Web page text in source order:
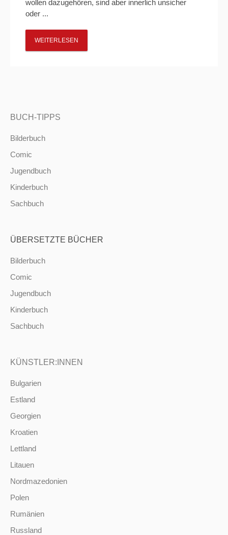
wollen dazugehören, sind aber innerlich unsicher
oder ...
WEITERLESEN
BUCH-TIPPS
Bilderbuch
Comic
Jugendbuch
Kinderbuch
Sachbuch
ÜBERSETZTE BÜCHER
Bilderbuch
Comic
Jugendbuch
Kinderbuch
Sachbuch
KÜNSTLER:INNEN
Bulgarien
Estland
Georgien
Kroatien
Lettland
Litauen
Nordmazedonien
Polen
Rumänien
Russland